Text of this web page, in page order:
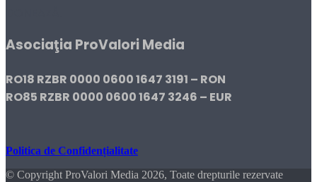
Asociaţia ProValori Media
RO18 RZBR 0000 0600 1647 3191 – RON
RO85 RZBR 0000 0600 1647 3246 – EUR
Politica de Confidențialitate
© Copyright ProValori Media 2026, Toate drepturile rezervate